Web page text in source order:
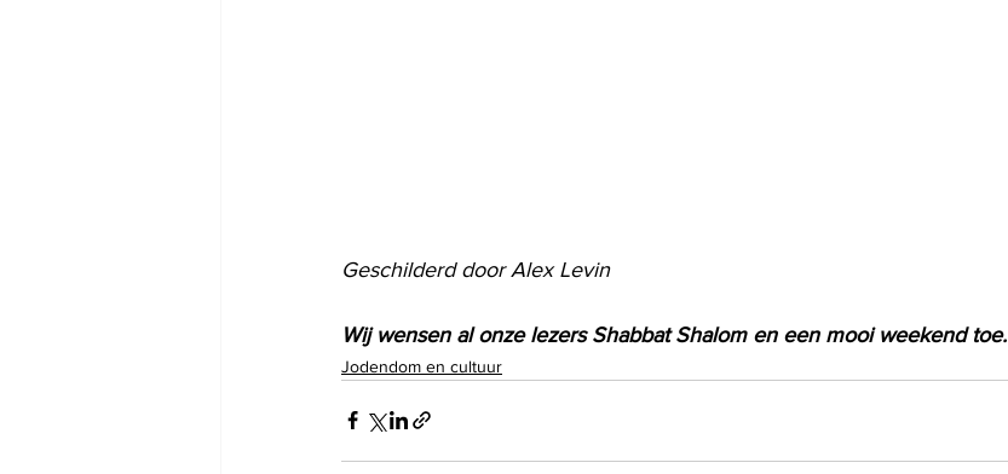
Geschilderd door Alex Levin
Wij wensen al onze lezers Shabbat Shalom en een mooi weekend toe.
Jodendom en cultuur